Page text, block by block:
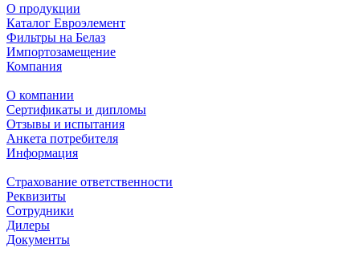
О продукции
Каталог Евроэлемент
Фильтры на Белаз
Импортозамещение
Компания
О компании
Сертификаты и дипломы
Отзывы и испытания
Анкета потребителя
Информация
Страхование ответственности
Реквизиты
Сотрудники
Дилеры
Документы